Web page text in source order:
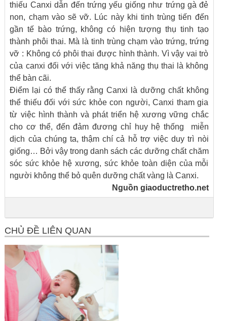
thiếu Canxi dẫn đến trứng yếu giống như trứng gà đẻ
non, chạm vào sẽ vỡ. Lúc này khi tinh trùng tiến đến
gần tế bào trứng, không có hiện tượng thụ tinh tạo
thành phôi thai. Mà là tinh trùng chạm vào trứng, trứng
vỡ : Không có phôi thai được hình thành. Vì vậy vai trò
của canxi đối với việc tăng khả năng thụ thai là không
thể bàn cãi.
Điểm lại có thể thấy rằng Canxi là dưỡng chất không
thể thiếu đối với sức khỏe con người, Canxi tham gia
từ việc hình thành và phát triển hệ xương vững chắc
cho cơ thể, đến đảm đương chỉ huy hệ thống miễn
dịch của chúng ta, thậm chí cả hỗ trợ việc duy trì nòi
giống… Bởi vậy trong danh sách các dưỡng chất chăm
sóc sức khỏe hệ xương, sức khỏe toàn diện của mỗi
người không thể bỏ quên dưỡng chất vàng là Canxi.
Nguồn giaoductretho.net
CHỦ ĐỀ LIÊN QUAN